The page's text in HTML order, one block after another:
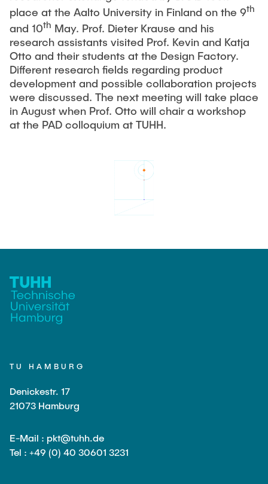
Partner
Kontakt
Anwendungsfelder
Luftfahrt
Maschinen- und Anlagenbau
Medizintechnik
Internationale Kooperationen
Abgeschlossene Projekte
LEHRE
Bachelor
Übersicht Konstruktionslehre
Grundlagen der KL
KL Gestalten
Vertiefte KL
Großes Konstruktionsprojekt
Digitale Produktentwicklung und Leichtbau
Methoden der Produktentwicklung
Externe Dozenten
Virtueller Demonstrationspool
Virtueller Fluidtechnik-Demonstrationspool
VERANSTALTUNGEN
Wissenschaftl. Veranstaltungen
26th International Conference on Engineering Design
(ICED27)
36. DfX-Symposium 2025
PAD International Summer School
place at the Aalto University in Finland on the 9th
and 10th May. Prof. Dieter Krause and his
research assistants visited Prof. Kevin and Katja
Otto and their students at the Design Factory.
Different research fields regarding product
development and possible collaboration projects
were discussed. The next meeting will take place
in August when Prof. Otto will chair a workshop
at the PAD colloquium at TUHH.
TU HAMBURG
Denickestr. 17
21073 Hamburg
E-Mail : pkt@tuhh.de
Tel : +49 (0) 40 30601 3231